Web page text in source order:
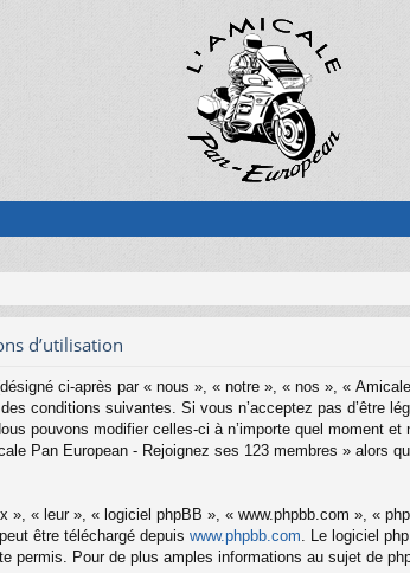
d’utilisation
ci-après par « nous », « notre », « nos », «
conditions suivantes. Si vous n’acceptez pas d’être
pouvons modifier celles-ci à n’importe quel moment
Pan European - Rejoignez ses 123 membres » alors
« leur », « logiciel phpBB », « www.phpbb.com », «
être téléchargé depuis www.phpbb.com . Le logiciel
permis. Pour de plus amples informations au sujet de